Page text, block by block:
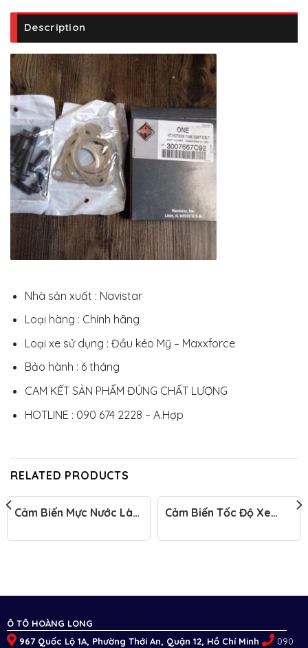
Description
Nhà sản xuất : Navistar
Loại hàng : Chính hãng
Loại xe sử dụng : Đầu kéo Mỹ – Maxxforce
Bảo hành : 6 tháng
CAM KẾT SẢN PHẨM ĐÚNG CHẤT LƯỢNG
HOTLINE : 090 674 2228 – A.Hợp
RELATED PRODUCTS
Cảm Biến Mực Nước Làm
Cảm Biến Tốc Độ Xe
Ô TÔ HOÀNG LONG
967 Quốc Lộ 1A, Phường Thới An, Quận 12, Hồ Chí Minh
090